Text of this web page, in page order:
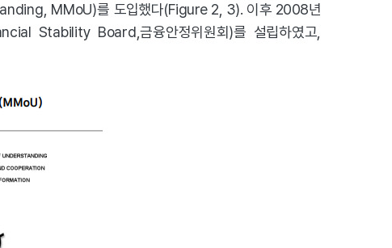
MMoU)를 도입했다(Figure 2, 3). 이후 2008년
Stability Board,금융안정위원회)를 설립하였고,